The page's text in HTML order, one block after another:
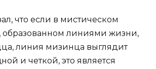
что если в мистическом
образованном линиями жизни,
линия мизинца выглядит
и четкой, это является